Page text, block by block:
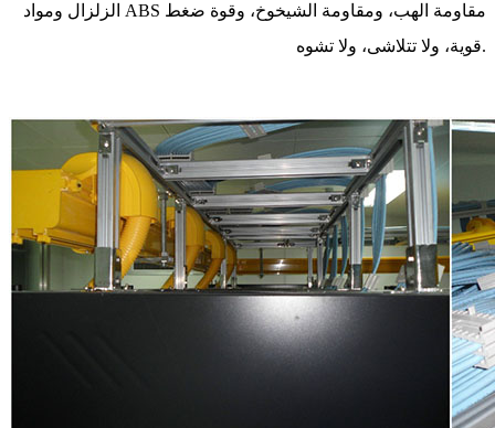
الزلزال ومواد ABS مقاومة الهب، ومقاومة الشيخوخ، وقوة ضغط
قوية، ولا تتلاشى، ولا تشوه.